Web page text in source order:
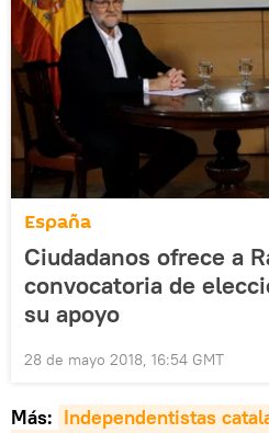
España
Ciudadanos ofrece a
convocatoria de
su apoyo
28 de mayo 2018, 16:54 GMT
Más: Independentistas